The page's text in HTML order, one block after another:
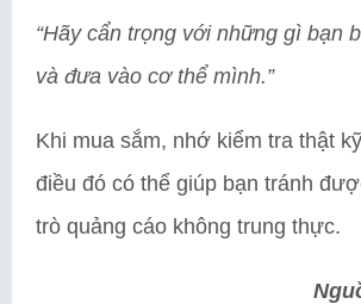
“Hãy cẩn trọng với những gì bạn
và đưa vào cơ thể mình.”
Khi mua sắm, nhớ kiểm tra thật
điều đó có thể giúp bạn tránh
trò quảng cáo không trung thực.